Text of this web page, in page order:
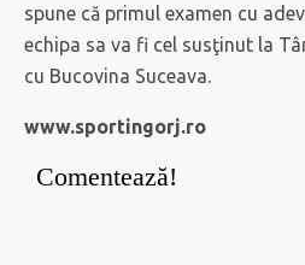
spune că primul examen cu
echipa sa va fi cel susţinut la
cu Bucovina Suceava.
www.sportingorj.ro
Comentează!